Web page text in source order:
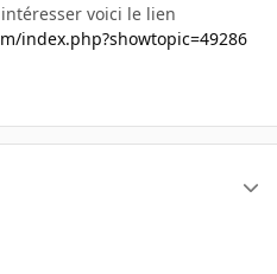
voici le lien
index.php?showtopic=49286